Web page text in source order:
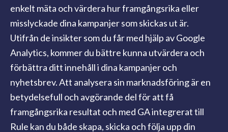
enkelt mäta och värdera hur framgångsrika eller
misslyckade dina kampanjer som skickas ut är.
Utifrån de insikter som du får med hjälp av Google
Analytics, kommer du bättre kunna utvärdera och
förbättra ditt innehåll i dina kampanjer och
nyhetsbrev. Att analysera sin marknadsföring är en
betydelsefull och avgörande del för att få
framgångsrika resultat och med GA integrerat till
Rule kan du både skapa, skicka och följa upp din